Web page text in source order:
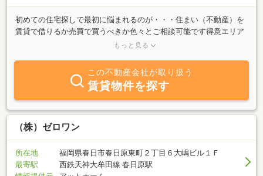
初めての住宅探しで最初に悩まれるのが・・・住まい（不動産）を
賃貸で借りるか売買で買うべきか色々とご相談可能です得意エリア
（不動産）としては、福岡県 春日市、福岡市南区、福岡市博多区、
良区、那珂川町、大野城市筑紫野市、太宰府市、糟屋郡、宗像市、
糸島市、古賀市、福津市 など
もっと見る
この不動産会社が取り扱う
賃貸物件を探す
（株）ゼロワン
所在地
福岡県春日市春日原東町２丁目６大嶋ビル１Ｆ
最寄駅
西鉄天神大牟田線 春日原駅